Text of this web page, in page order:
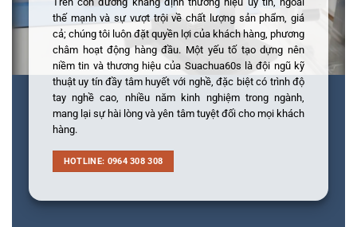
thế mạnh và sự vượt trội về chất lượng sản phẩm, giá
cả; chúng tôi luôn đặt quyền lợi của khách hàng, phương
châm hoạt động hàng đầu. Một yếu tố tạo dựng nên
niềm tin và thương hiệu của Suachua60s là đội ngũ kỹ
thuật uy tín đầy tâm huyết với nghề, đặc biệt có trình độ
tay nghề cao, nhiều năm kinh nghiệm trong ngành,
mang lại sự hài lòng và yên tâm tuyệt đối cho mọi khách
hàng.
HOTLINE: 0964 308 308